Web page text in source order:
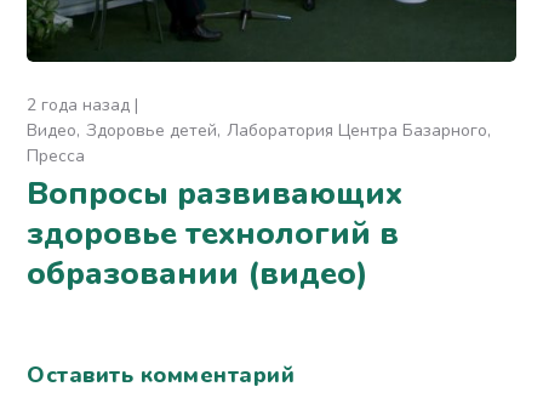
2 года назад
Видео Здоровье детей Лаборатория Центра Базарного
Пресса
Вопросы развивающих
здоровье технологий в
образовании (видео)
Оставить комментарий